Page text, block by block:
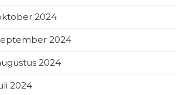
2024
2024
2024
2024